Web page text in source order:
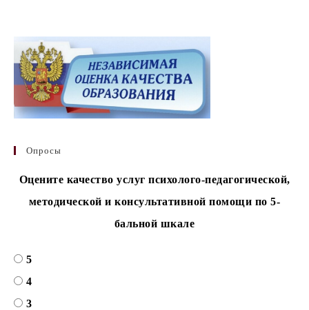
Опросы
Оцените качество услуг психолого-педагогической,
методической и консультативной помощи по 5-
бальной шкале
5
4
3